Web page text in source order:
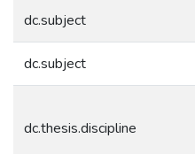
dc.subject
dc.subject
dc.thesis.discipline